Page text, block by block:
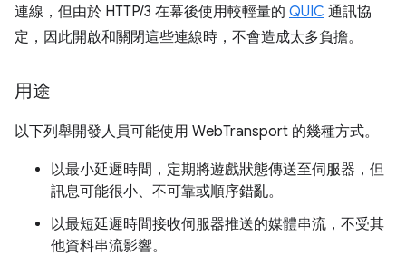
連線，但由於 HTTP/3 在幕後使用較輕量的 QUIC 通訊協
定，因此開啟和關閉這些連線時，不會造成太多負擔。
用途
以下列舉開發人員可能使用 WebTransport 的幾種方式。
以最小延遲時間，定期將遊戲狀態傳送至伺服器，但
訊息可能很小、不可靠或順序錯亂。
以最短延遲時間接收伺服器推送的媒體串流，不受其
他資料串流影響。